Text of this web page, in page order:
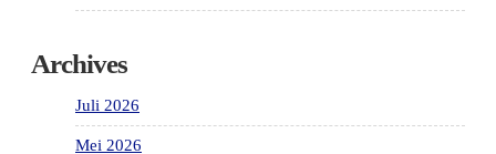
Archives
Juli 2026
Mei 2026